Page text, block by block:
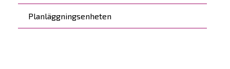
Planläggningsenheten